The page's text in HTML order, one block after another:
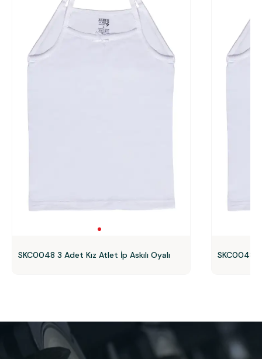
SKC0048 3 Adet Kız Atlet İp Askılı Oyalı SKC0048